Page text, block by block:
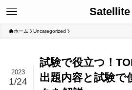
Satellite
ホーム Uncategorized
試験で役立つ！
出題内容と試験で
2023
1/24